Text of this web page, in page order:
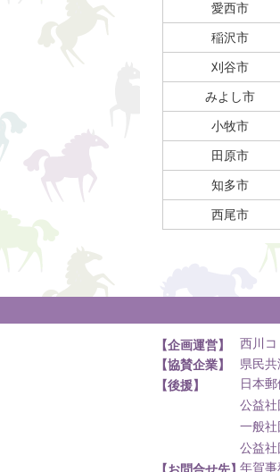
愛西市
稲沢市
刈谷市
みよし市
小牧市
田原市
知多市
西尾市
【企画運営】
西川
【協賛企業】
県民
【後援】
日本
公益
一般
公益
【お問合せ先】年賀事